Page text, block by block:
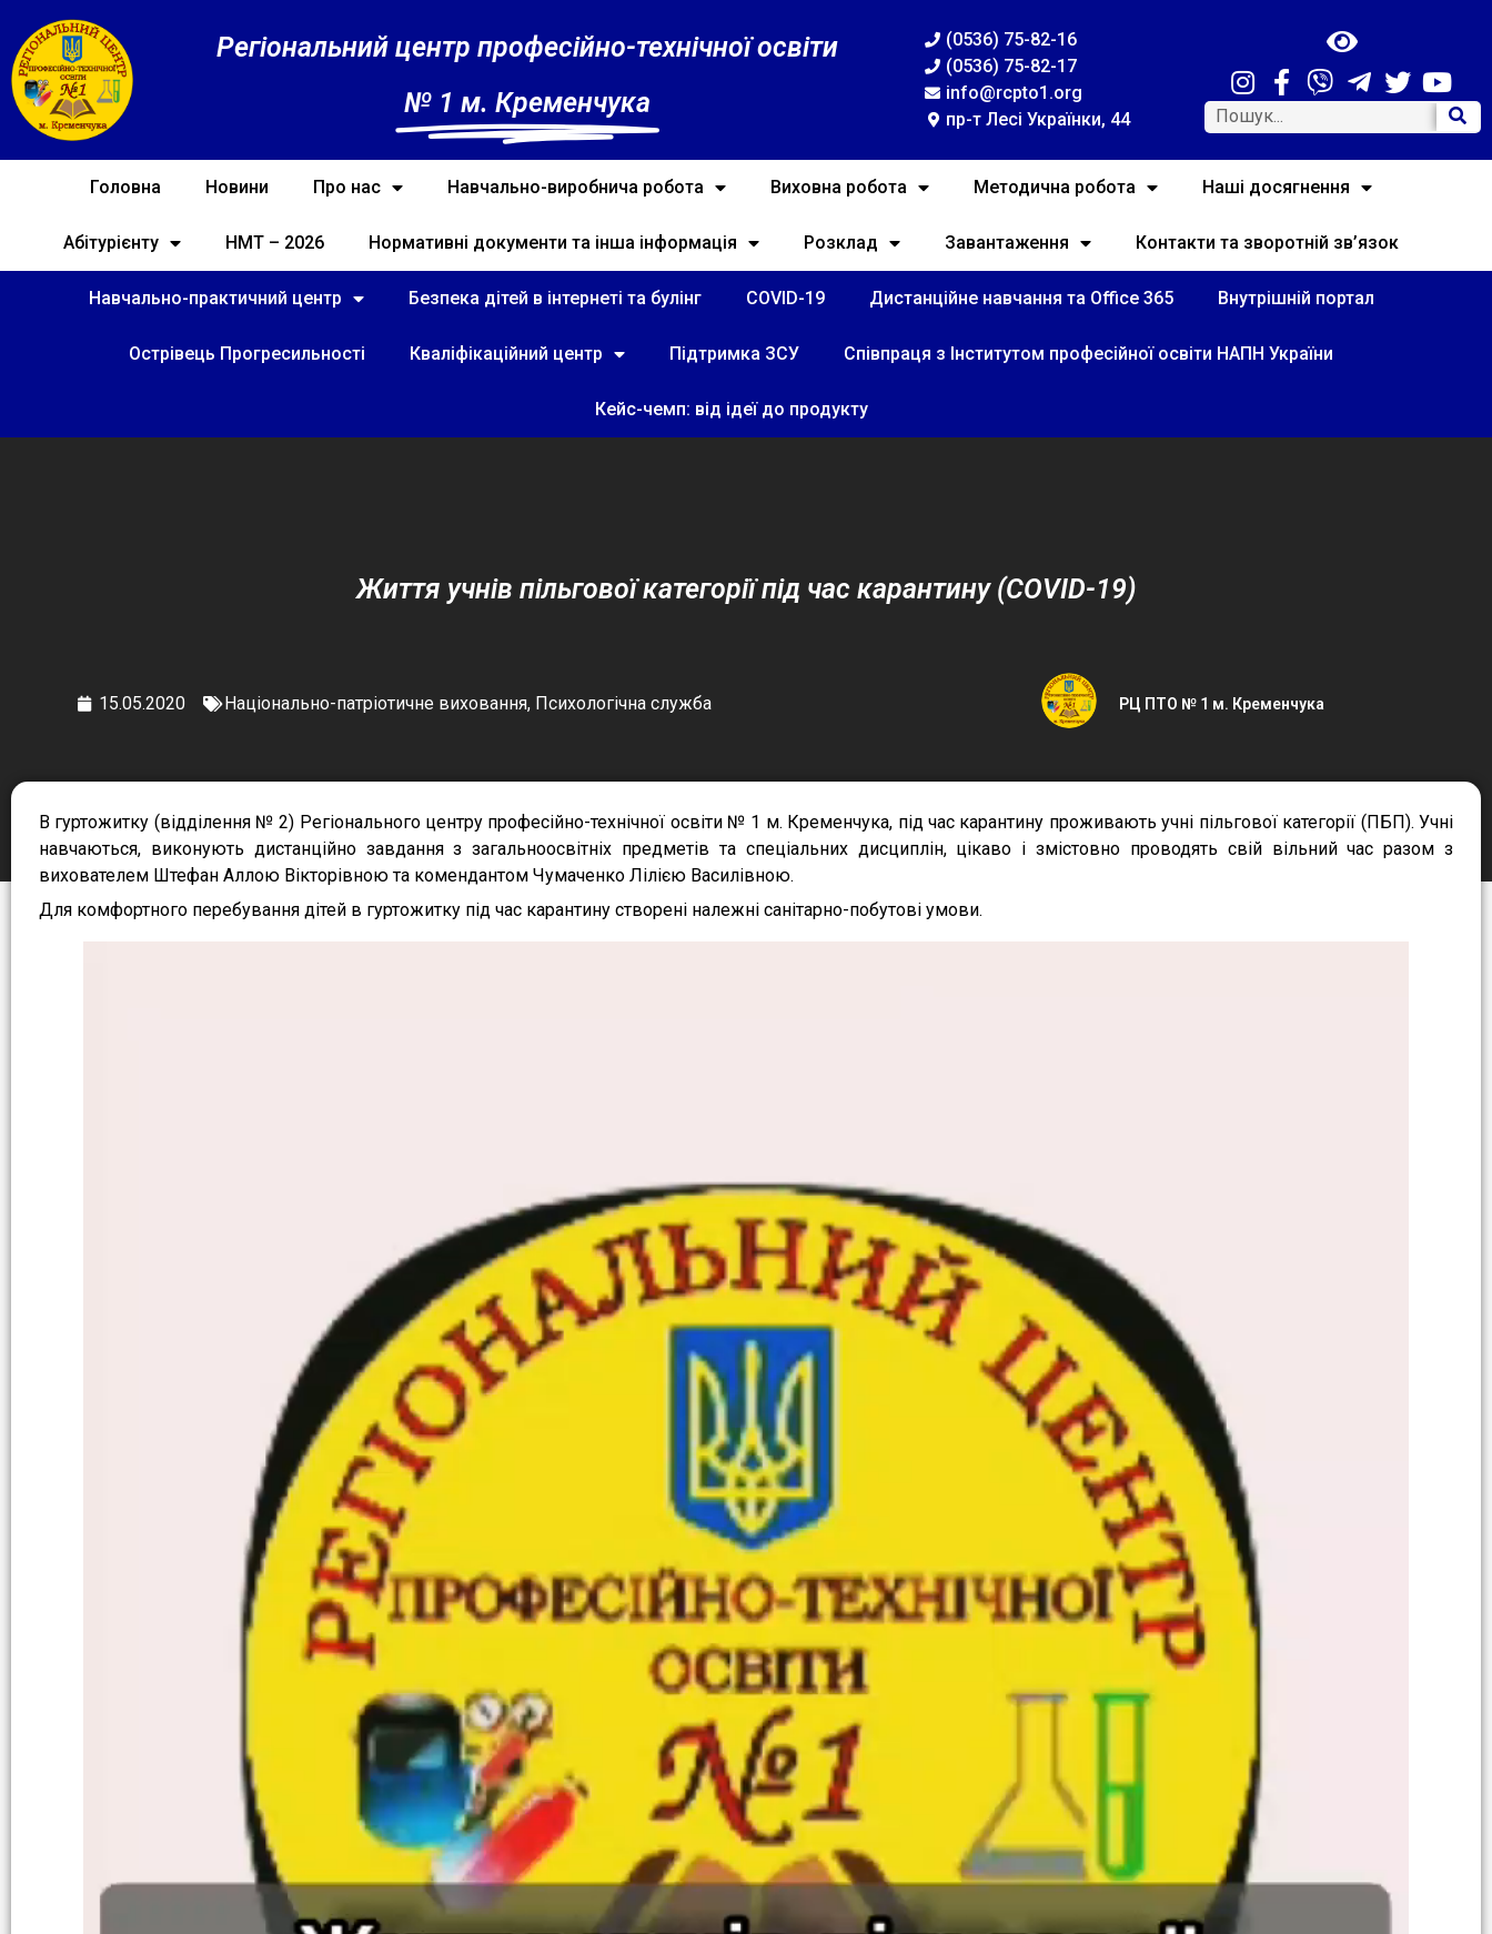
Регіональний центр професійно-технічної освіти
№ 1 м. Кременчука
(0536) 75-82-16
(0536) 75-82-17
info@rcpto1.org
пр-т Лесі Українки, 44
Головна Новини Про нас Навчально-виробнича робота Виховна робота Методична робота Наші досягнення
Абітурієнту НМТ – 2026 Нормативні документи та інша інформація Розклад Завантаження Контакти та зворотній зв’язок
Навчально-практичний центр Безпека дітей в інтернеті та булінг COVID-19 Дистанційне навчання та Office 365 Внутрішній портал
Острівець Прогресильності Кваліфікаційний центр Підтримка ЗСУ Співпраця з Інститутом професійної освіти НАПН України
Кейс-чемп: від ідеї до продукту
Життя учнів пільгової категорії під час карантину (COVID-19)
15.05.2020 Національно-патріотичне виховання, Психологічна служба РЦ ПТО № 1 м. Кременчука
В гуртожитку (відділення № 2) Регіонального центру професійно-технічної освіти № 1 м. Кременчука, під час карантину проживають учні пільгової категорії (ПБП). Учні
навчаються, виконують дистанційно завдання з загальноосвітніх предметів та спеціальних дисциплін, цікаво і змістовно проводять свій вільний час разом з
вихователем Штефан Аллою Вікторівною та комендантом Чумаченко Лілією Василівною.
Для комфортного перебування дітей в гуртожитку під час карантину створені належні санітарно-побутові умови.